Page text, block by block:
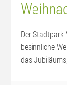
Der Stadtpark
besinnliche
das